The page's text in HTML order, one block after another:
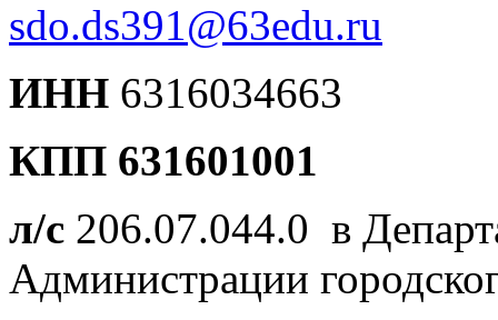
sdo.ds391 @63edu.ru
ИНН 6316034663
КПП 631601001
л/с 206.07.044.0 в
Администрации